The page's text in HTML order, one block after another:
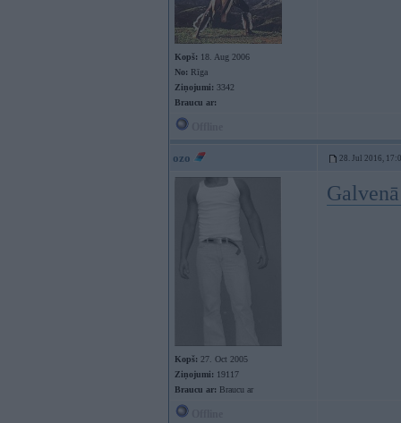
Kopš: 18. Aug 2006
No: Rīga
Ziņojumi: 3342
Braucu ar:
ozo 28. Jul 2016,
Kopš: 27. Oct 2005
Ziņojumi: 19117
Braucu ar: Braucu ar